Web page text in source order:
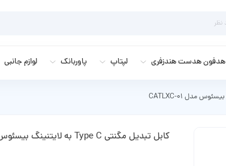
هدفون هدست هندزفری لپتاپ پاوربانک لوازم جانبی
کابل تبدیل مگنتی Type C به لایتنینگ بیسئوس مدل CATLXC-01